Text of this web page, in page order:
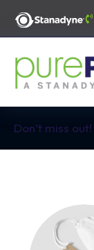
contenido
Don’t miss out!